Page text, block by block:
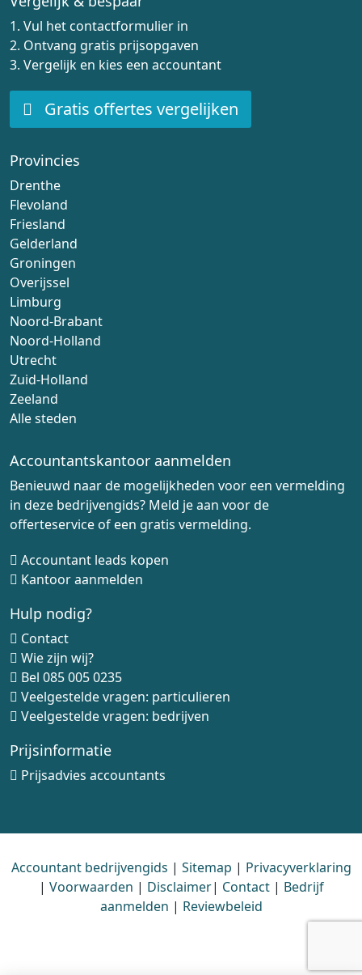
1. Vul het contactformulier in
2. Ontvang gratis prijsopgaven
3. Vergelijk en kies een accountant
Gratis offertes vergelijken
Provincies
Drenthe
Flevoland
Friesland
Gelderland
Groningen
Overijssel
Limburg
Noord-Brabant
Noord-Holland
Utrecht
Zuid-Holland
Zeeland
Alle steden
Accountantskantoor aanmelden
Benieuwd naar de mogelijkheden voor een vermelding
in deze bedrijvengids? Meld je aan voor de
offerteservice of een gratis vermelding.
Accountant leads kopen
Kantoor aanmelden
Hulp nodig?
Contact
Wie zijn wij?
Bel 085 005 0235
Veelgestelde vragen: particulieren
Veelgestelde vragen: bedrijven
Prijsinformatie
Prijsadvies accountants
Accountant bedrijvengids | Sitemap | Privacyverklaring
| Voorwaarden | Disclaimer| Contact| Bedrijf
aanmelden | Reviewbeleid